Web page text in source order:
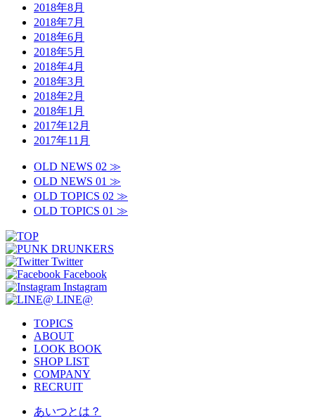
2018年8月
2018年7月
2018年6月
2018年5月
2018年4月
2018年3月
2018年2月
2018年1月
2017年12月
2017年11月
OLD NEWS 02 ≫
OLD NEWS 01 ≫
OLD TOPICS 02 ≫
OLD TOPICS 01 ≫
Twitter
Facebook
Instagram
LINE@
TOPICS
ABOUT
LOOK BOOK
SHOP LIST
COMPANY
RECRUIT
あいつとは？